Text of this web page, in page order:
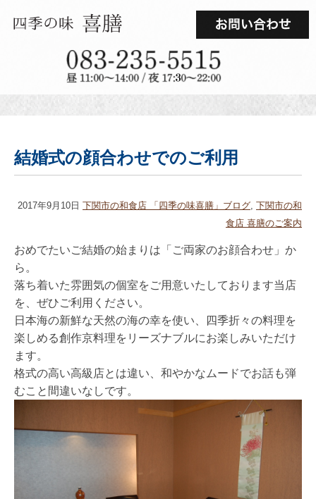
結婚式の顔合わせでのご利用
2017年9月10日 下関市の和食店 「四季の味喜膳」ブログ, 下関市の和
食店 喜膳のご案内
おめでたいご結婚の始まりは「ご両家のお顔合わせ」か
ら。
落ち着いた雰囲気の個室をご用意いたしております当店
を、ぜひご利用ください。
日本海の新鮮な天然の海の幸を使い、四季折々の料理を
楽しめる創作京料理をリーズナブルにお楽しみいただけ
ます。
格式の高い高級店とは違い、和やかなムードでお話も弾
むこと間違いなしです。